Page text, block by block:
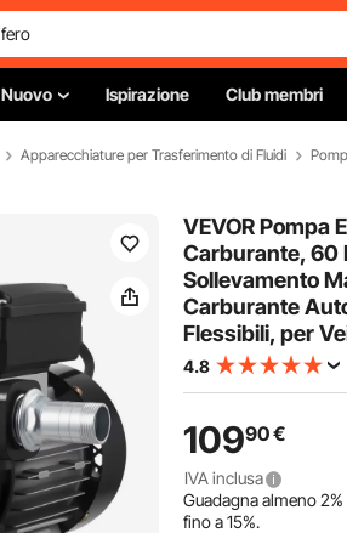
Nuovo Ispirazione Club membri
Apparecchiature per Trasferimento di Fluidi
VEVOR Pompa
Carburante, 60
Sollevamento
Carburante
Flessibili, per
4.8
10990€
IVA inclusa
Guadagna almeno2%
fino a15%.